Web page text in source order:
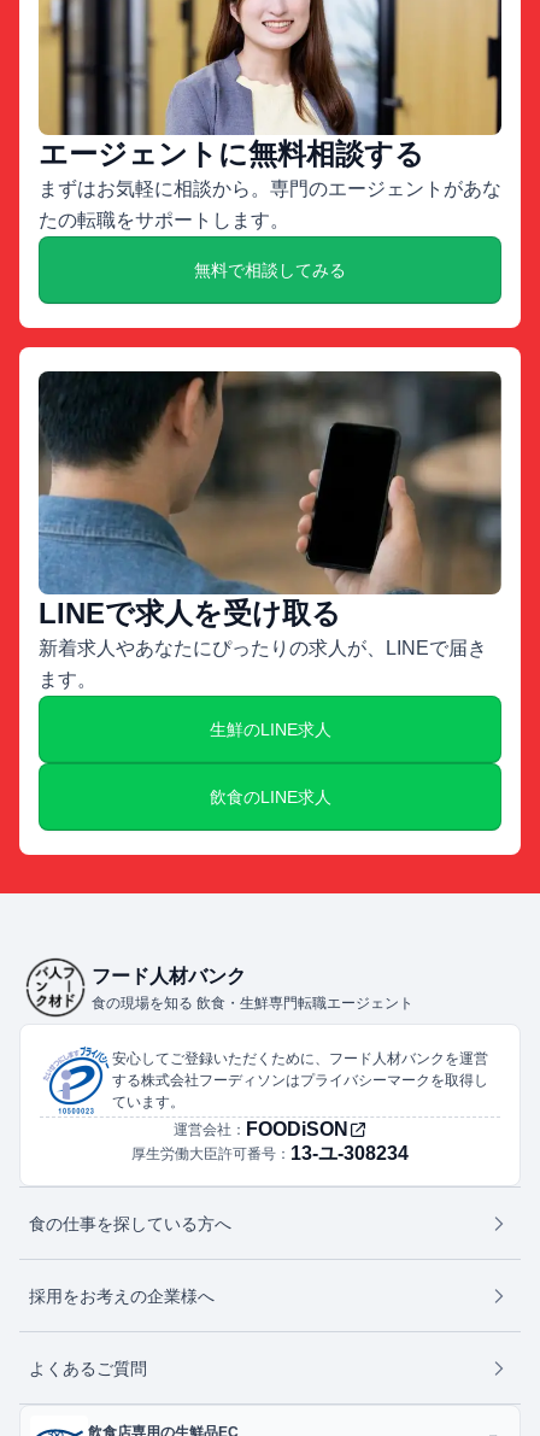
エージェントに無料相談する
まずはお気軽に相談から。専門のエージェントがあな
たの転職をサポートします。
無料で相談してみる
LINEで求人を受け取る
新着求人やあなたにぴったりの求人が、LINEで届き
ます。
生鮮のLINE求人
飲食のLINE求人
フード人材バンク
食の現場を知る 飲食・生鮮専門転職エージェント
安心してご登録いただくために、フード人材バンクを運営
する株式会社フーディソンはプライバシーマークを取得し
ています。
運営会社： FOODiSON
厚生労働大臣許可番号： 13-ユ-308234
食の仕事を探している方へ
採用をお考えの企業様へ
よくあるご質問